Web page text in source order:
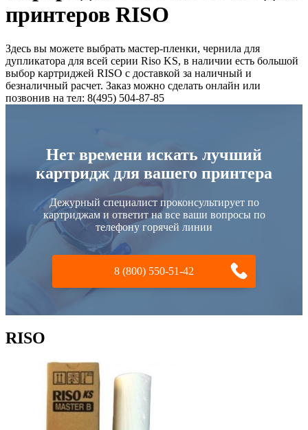
принтеров RISO
Здесь вы можете выбрать мастер-пленки, чернила для
дупликатора для всей серии Riso KS, в наличии есть большой
выбор картриджей RISO с доставкой за наличный и
безналичный расчет. Заказ можно сделать онлайн или
позвонив на тел: 8(495) 504-87-85
Нет времени искать лучший
картридж для вашего принтера
Дежурный специалист проконсультирует по
картриджам и ответит на все ваши вопросы по
телефону горячей линии
8 (800) 550-51-42
RISO